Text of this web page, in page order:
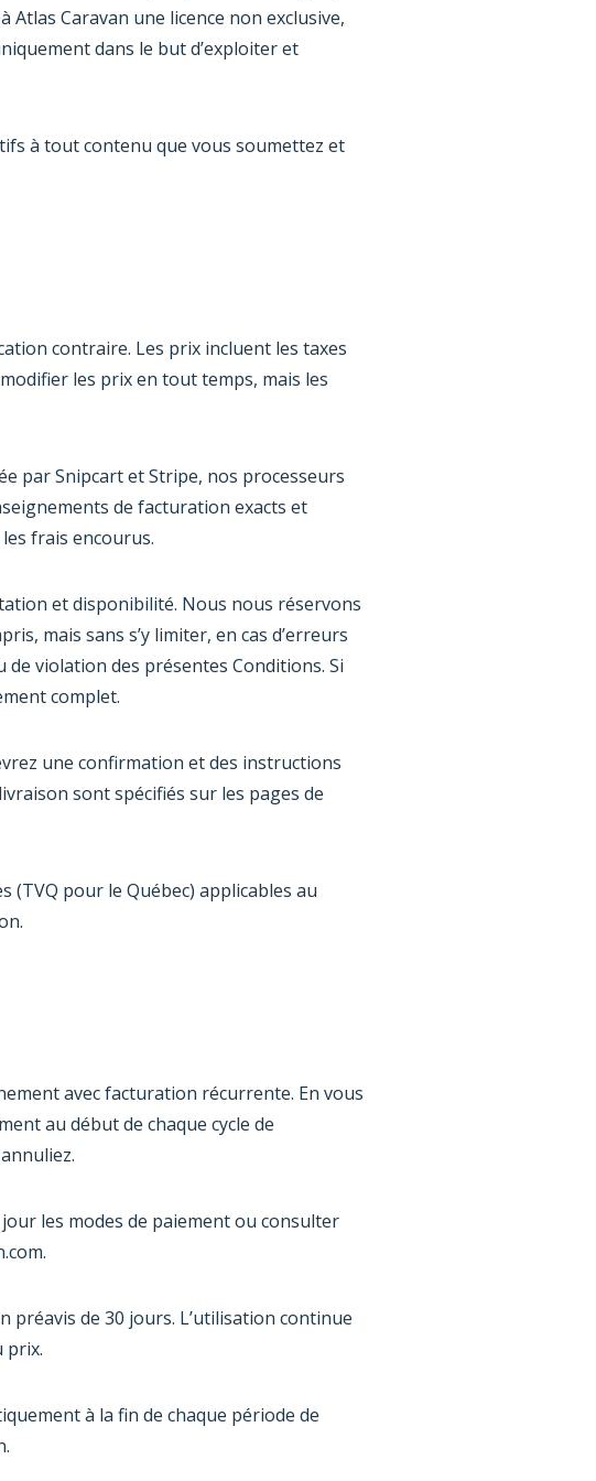
Caravan une licence non exclusive,
dans le but d’exploiter et
à tout contenu que vous soumettez et
contraire. Les prix incluent les taxes
les prix en tout temps, mais les
par Snipcart et Stripe, nos processeurs
de facturation exacts et
frais encourus.
et disponibilité. Nous nous réservons
mais sans s’y limiter, en cas d’erreurs
violation des présentes Conditions. Si
complet.
une confirmation et des instructions
sont spécifiés sur les pages de
(TVQ pour le Québec) applicables au
avec facturation récurrente. En vous
au début de chaque cycle de
les modes de paiement ou consulter
.
préavis de 30 jours. L’utilisation continue
prix.
à la fin de chaque période de